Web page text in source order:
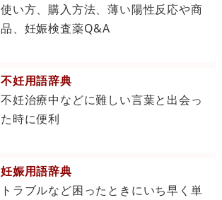
使い方、購入方法、薄い陽性反応や商
品、妊娠検査薬Q&A
不妊用語辞典
不妊治療中などに難しい言葉と出会っ
た時に便利
妊娠用語辞典
トラブルなど困ったときにいち早く単